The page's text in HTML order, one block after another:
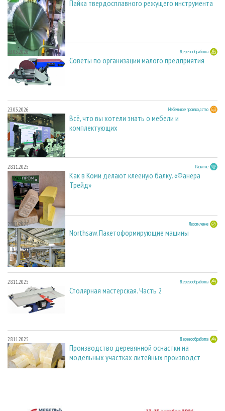
Пайка твердосплавного режущего инструмента
23.03.2026 Деревообработка
Советы по организации малого предприятия
23.03.2026 Мебельное производство
Всё, что вы хотели знать о мебели и
комплектующих
28.11.2025 Развитие
Как в Коми делают клееную балку. «Фанера
Трейд»
28.11.2025 Лесопиление
Northsaw. Пакетоформирующие машины
28.11.2025 Деревообработка
Столярная мастерская. Часть 2
28.11.2025 Деревообработка
Производство деревянной оснастки на
модельных участках литейных производст